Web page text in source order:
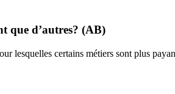
que d’autres? (AB)
lesquelles certains métiers sont plus